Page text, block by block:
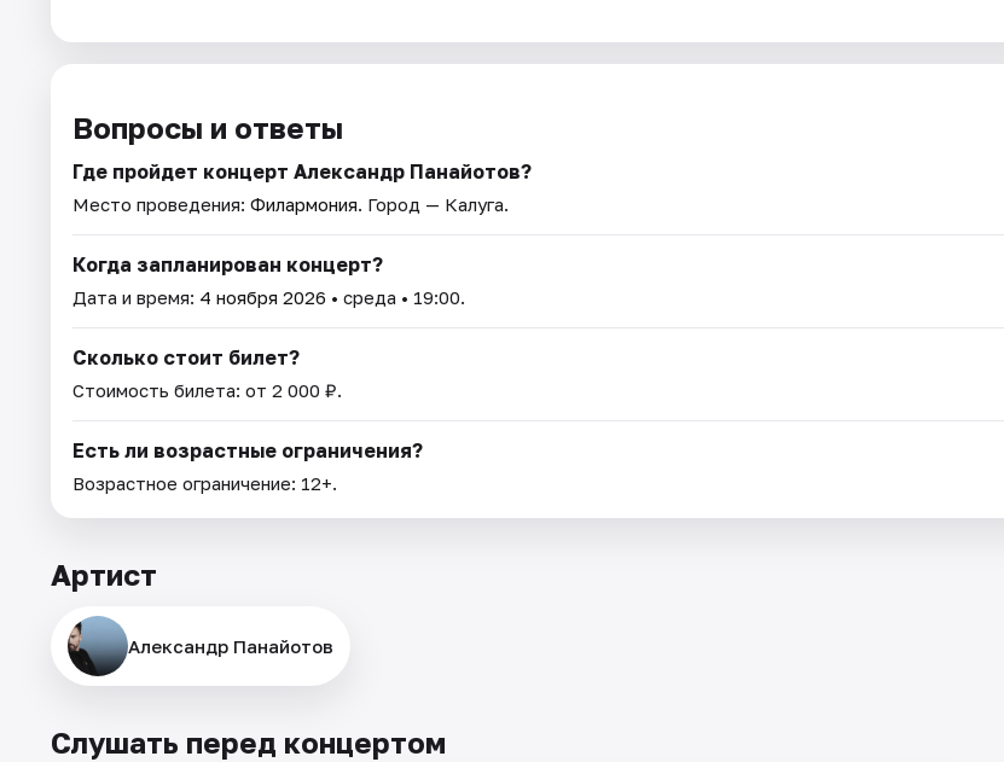
Вопросы и ответы
Где пройдет концерт Александр Панайотов?
Место проведения: Филармония. Город — Калуга.
Когда запланирован концерт?
Дата и время: 4 ноября 2026 • среда • 19:00.
Сколько стоит билет?
Стоимость билета: от 2 000 ₽.
Есть ли возрастные ограничения?
Возрастное ограничение: 12+.
Артист
Александр Панайотов
Слушать перед концертом